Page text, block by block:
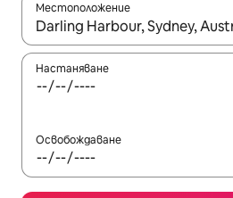
Местоположение
Когато резултатите се
Настаняване
Освобождаване